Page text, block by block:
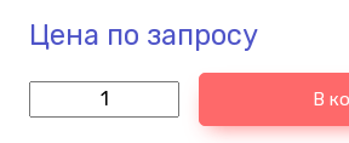
Цена по запросу
В